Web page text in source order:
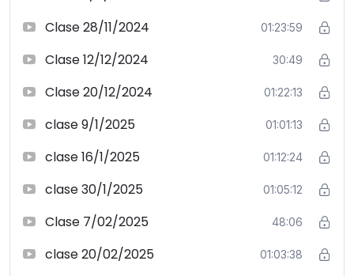
Clase 28/11/2024 01:23:59
Clase 12/12/2024 30:49
Clase 20/12/2024 01:22:13
clase 9/1/2025 01:01:13
clase 16/1/2025 01:12:24
clase 30/1/2025 01:05:12
Clase 7/02/2025 48:06
clase 20/02/2025 01:03:38